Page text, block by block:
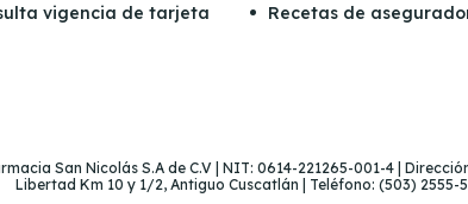
vigencia de tarjeta
Recetas de
San Nicolás S.A de C.V | NIT: 0614-221265-001-4 |
Libertad Km 10 y 1/2, Antiguo Cuscatlán | Teléfono: (503) 2555-